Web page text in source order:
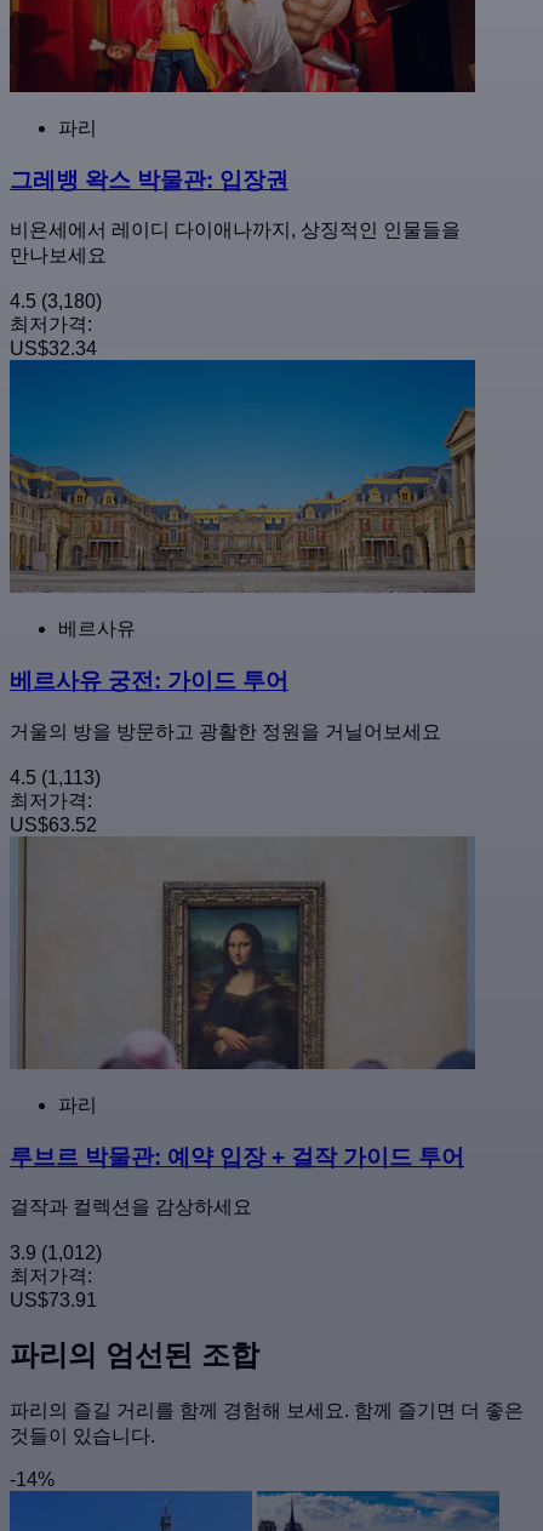
파리
그레뱅 왁스 박물관: 입장권
비욘세에서 레이디 다이애나까지, 상징적인 인물들을
만나보세요
4.5 (3,180)
최저가격:
US$32.34
베르사유
베르사유 궁전: 가이드 투어
거울의 방을 방문하고 광활한 정원을 거닐어보세요
4.5 (1,113)
최저가격:
US$63.52
파리
루브르 박물관: 예약 입장 + 걸작 가이드 투어
걸작과 컬렉션을 감상하세요
3.9 (1,012)
최저가격:
US$73.91
파리의 엄선된 조합
파리의 즐길 거리를 함께 경험해 보세요. 함께 즐기면 더 좋은
것들이 있습니다.
-14%